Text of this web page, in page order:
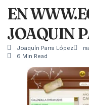
EN
JOAQUIN
Joaquín Parra López
6 Min Read